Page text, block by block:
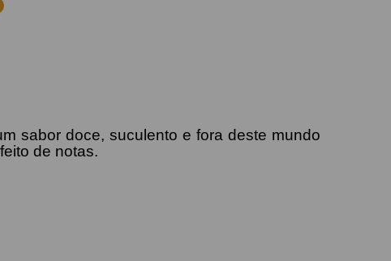
sabor doce, suculento e fora deste mundo
de notas.